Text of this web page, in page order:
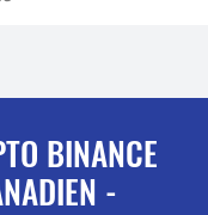
BINANCE
-